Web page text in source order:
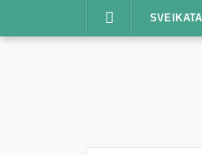
SVEIKATA